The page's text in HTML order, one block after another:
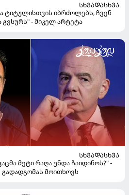
ᲡᲮᲕᲐᲓᲐᲡᲮᲕᲐ
ტიტულისთვის იბრძოლებს, ჩვენ
გვსურს" - მიკელ არტეტა
ᲡᲮᲕᲐᲓᲐᲡᲮᲕᲐ
მეტი რაღა უნდა ჩაიდინოს?" -
გადადგომას მოითხოვს